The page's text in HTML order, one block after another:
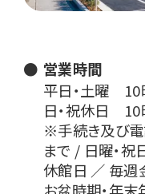
営業時間
平日・土曜 10
日・祝休日
※手続き及び電
まで / 日曜・祝
休館日 ／ 毎週